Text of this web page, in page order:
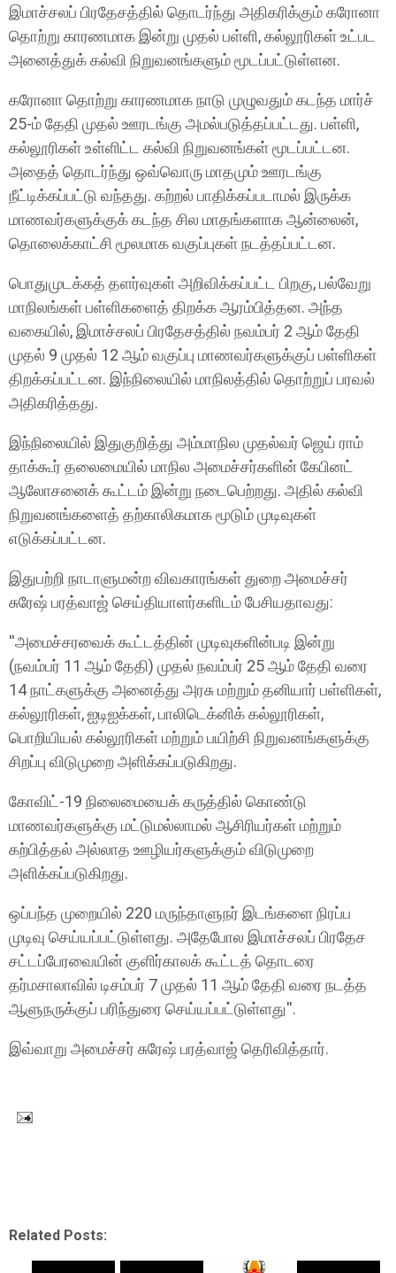
இமாச்சலப் பிரதேசத்தில் தொடர்ந்து அதிகரிக்கும் கரோனா
தொற்று காரணமாக இன்று முதல் பள்ளி, கல்லூரிகள் உட்பட
அனைத்துக் கல்வி நிறுவனங்களும் மூடப்பட்டுள்ளன.
கரோனா தொற்று காரணமாக நாடு முழுவதும் கடந்த மார்ச்
25-ம் தேதி முதல் ஊரடங்கு அமல்படுத்தப்பட்டது. பள்ளி,
கல்லூரிகள் உள்ளிட்ட கல்வி நிறுவனங்கள் மூடப்பட்டன.
அதைத் தொடர்ந்து ஒவ்வொரு மாதமும் ஊரடங்கு
நீட்டிக்கப்பட்டு வந்தது. கற்றல் பாதிக்கப்படாமல் இருக்க
மாணவர்களுக்குக் கடந்த சில மாதங்களாக ஆன்லைன்,
தொலைக்காட்சி மூலமாக வகுப்புகள் நடத்தப்பட்டன.
பொதுமுடக்கத் தளர்வுகள் அறிவிக்கப்பட்ட பிறகு, பல்வேறு
மாநிலங்கள் பள்ளிகளைத் திறக்க ஆரம்பித்தன. அந்த
வகையில், இமாச்சலப் பிரதேசத்தில் நவம்பர் 2 ஆம் தேதி
முதல் 9 முதல் 12 ஆம் வகுப்பு மாணவர்களுக்குப் பள்ளிகள்
திறக்கப்பட்டன. இந்நிலையில் மாநிலத்தில் தொற்றுப் பரவல்
அதிகரித்தது.
இந்நிலையில் இதுகுறித்து அம்மாநில முதல்வர் ஜெய் ராம்
தாக்கூர் தலைமையில் மாநில அமைச்சர்களின் கேபினட்
ஆலோசனைக் கூட்டம் இன்று நடைபெற்றது. அதில் கல்வி
நிறுவனங்களைத் தற்காலிகமாக மூடும் முடிவுகள்
எடுக்கப்பட்டன.
இதுபற்றி நாடாளுமன்ற விவகாரங்கள் துறை அமைச்சர்
சுரேஷ் பரத்வாஜ் செய்தியாளர்களிடம் பேசியதாவது:
''அமைச்சரவைக் கூட்டத்தின் முடிவுகளின்படி இன்று
(நவம்பர் 11 ஆம் தேதி) முதல் நவம்பர் 25 ஆம் தேதி வரை
14 நாட்களுக்கு அனைத்து அரசு மற்றும் தனியார் பள்ளிகள்,
கல்லூரிகள், ஐடிஐக்கள், பாலிடெக்னிக் கல்லூரிகள்,
பொறியியல் கல்லூரிகள் மற்றும் பயிற்சி நிறுவனங்களுக்கு
சிறப்பு விடுமுறை அளிக்கப்படுகிறது.
கோவிட்-19 நிலைமையைக் கருத்தில் கொண்டு
மாணவர்களுக்கு மட்டுமல்லாமல் ஆசிரியர்கள் மற்றும்
கற்பித்தல் அல்லாத ஊழியர்களுக்கும் விடுமுறை
அளிக்கப்படுகிறது.
ஒப்பந்த முறையில் 220 மருந்தாளுநர் இடங்களை நிரப்ப
முடிவு செய்யப்பட்டுள்ளது. அதேபோல இமாச்சலப் பிரதேச
சட்டப்பேரவையின் குளிர்காலக் கூட்டத் தொடரை
தர்மசாலாவில் டிசம்பர் 7 முதல் 11 ஆம் தேதி வரை நடத்த
ஆளுநருக்குப் பரிந்துரை செய்யப்பட்டுள்ளது''.
இவ்வாறு அமைச்சர் சுரேஷ் பரத்வாஜ் தெரிவித்தார்.
Related Posts: